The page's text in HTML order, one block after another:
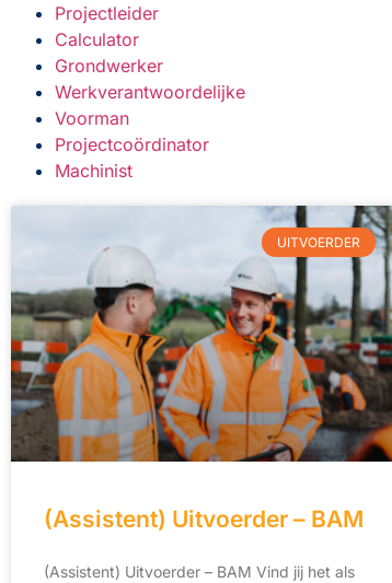
Projectleider
Calculator
Grondwerker
Werkverantwoordelijke
Voorman
Projectcoördinator
Machinist
UITVOERDER
(Assistent) Uitvoerder – BAM
(Assistent) Uitvoerder – BAM Vind jij het als